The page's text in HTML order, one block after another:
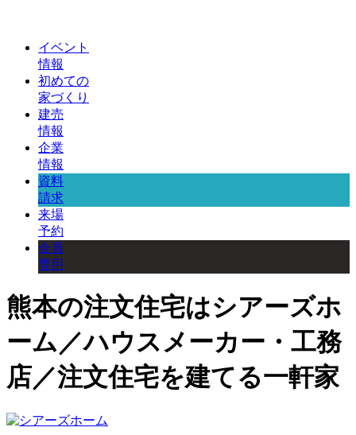
イベント
情報
初めての
家づくり
建売
情報
企業
情報
資料
請求
来場
予約
会員
専用
熊本の注文住宅はシアーズホ
ーム／ハウスメーカー・工務
店／注文住宅を建てる一軒家